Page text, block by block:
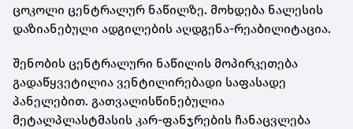
ცოკოლი ცენტრალურ ნაწილზე. მოხდება ნალესის
დაზიანებული ადგილების აღდგენა-რეაბილიტაცია.
შენობის ცენტრალური ნაწილის მოპირკეთება
გადაწყვეტილია ვენტილირებადი საფასადე
პანელებით. გათვალისწინებულია
მეტალპლასტმასის კარ-ფანჯრების ჩანაცვლება